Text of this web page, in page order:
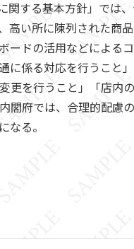
する基本方針」では
高い所に陳列された商
ードの活用などによる
に係る対応を行うこと
更を行うこと」「店内
閣府では、合理的配慮
る。